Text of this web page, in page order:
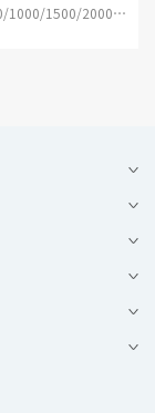
SPA-350/750/1000/1500/2000/3000/4000/5000/6000